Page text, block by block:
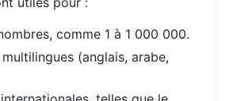
comme 1 à 1 000 000.
(anglais, arabe,